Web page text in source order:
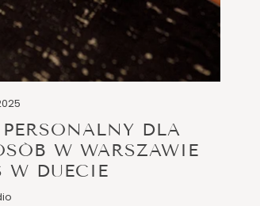
DLA
W WARSZAWIE
W DUECIE